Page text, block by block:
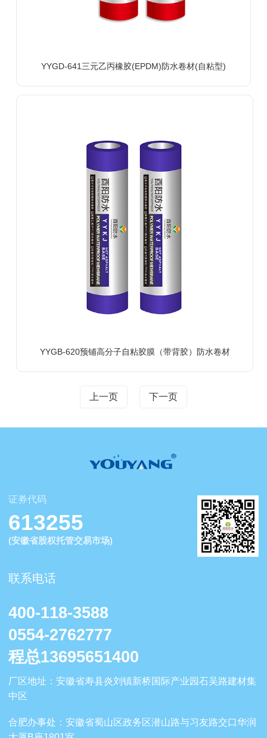
YYGD-641三元乙丙橡胶(EPDM)防水卷材(自粘型)
YYGB-620预铺高分子自粘胶膜（带背胶）防水卷材
上一页 下一页
证券代码
613255
(安徽省股权托管交易市场)
联系电话
400-118-3588
0554-2762777
程总13695651400
厂区地址：安徽省寿县炎刘镇新桥国际产业园石吴路建材集
中区
合肥办事处 ：安徽省蜀山区政务区潜山路与习友路交口华润